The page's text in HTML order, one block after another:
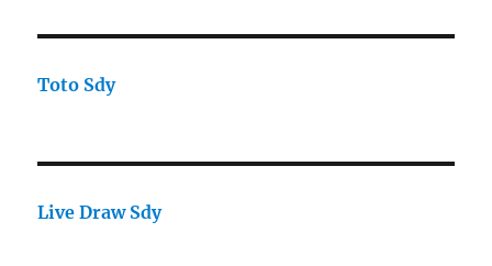
Toto Sdy
Live Draw Sdy